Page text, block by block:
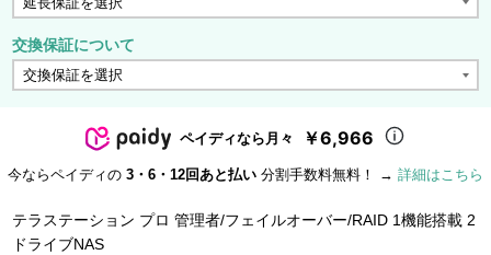
交換保証について
ペイディなら月々 ￥6,966
今ならペイディの 3・6・12回あと払い 分割手数料無料！ → 詳細はこちら
テラステーション プロ 管理者/フェイルオーバー/RAID 1機能搭載 2
ドライブNAS